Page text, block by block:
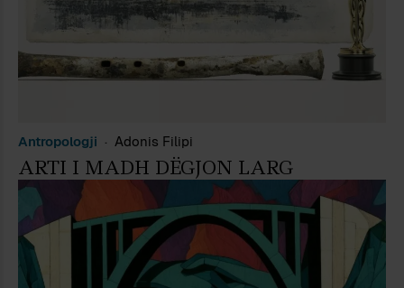
Antropologji Adonis Filipi
ARTI I MADH DËGJON LARG